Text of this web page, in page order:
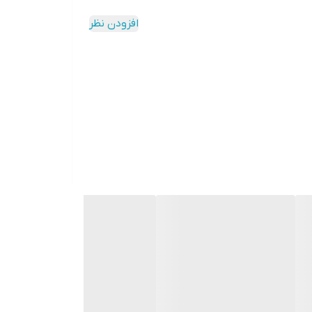
افزودن نظر